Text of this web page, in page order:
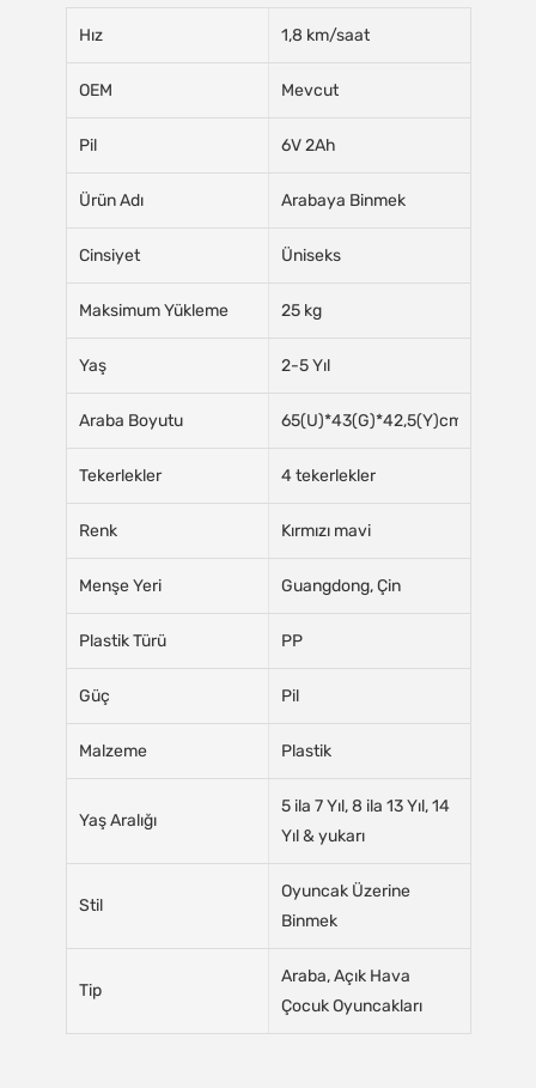
Hız 1,8 km/saat
OEM Mevcut
Pil 6V 2Ah
Ürün Adı Arabaya Binmek
Cinsiyet Üniseks
Maksimum Yükleme 25 kg
Yaş 2-5 Yıl
Araba Boyutu 65(U)*43(G)*42,5(Y)cm
Tekerlekler 4 tekerlekler
Renk Kırmızı mavi
Menşe Yeri Guangdong, Çin
Plastik Türü PP
Güç Pil
Malzeme Plastik
Yaş Aralığı
5 ila 7 Yıl, 8 ila 13 Yıl, 14
Yıl & yukarı
Stil
Oyuncak Üzerine
Binmek
Tip
Araba, Açık Hava
Çocuk Oyuncakları